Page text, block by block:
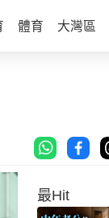
體育 大灣區
最Hit